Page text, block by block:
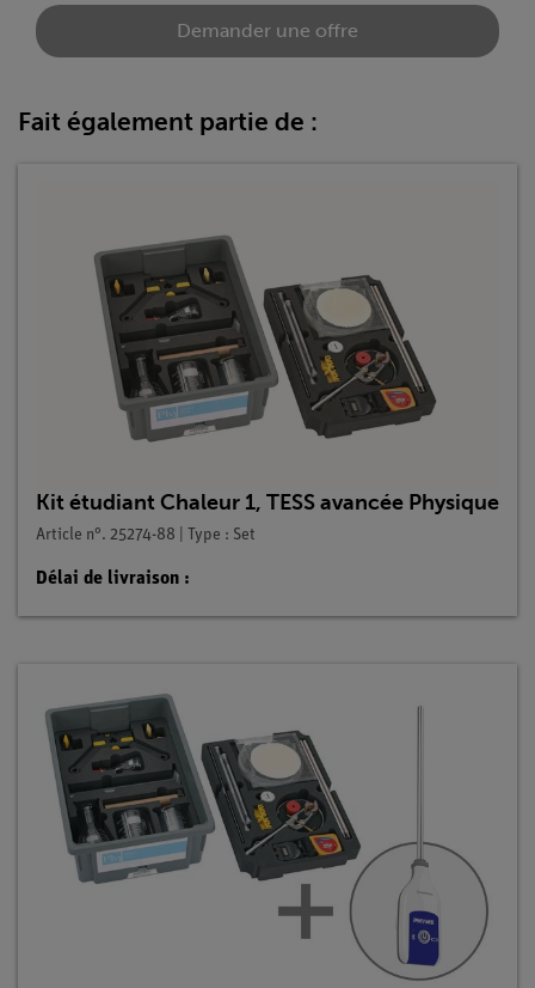
Demander une offre
Fait également partie de :
Kit étudiant Chaleur 1, TESS avancée Physique
Article n°. 25274-88 | Type : Set
Délai de livraison :